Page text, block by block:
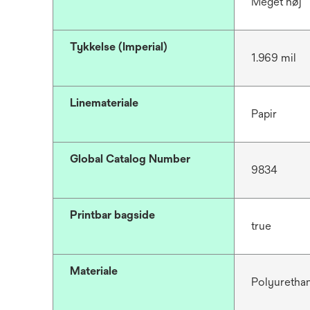
Tykkelse (Imperial)
1.969 mil
Linemateriale
Papir
Global Catalog Number
9834
Printbar bagside
true
Materiale